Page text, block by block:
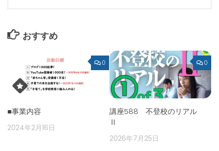
おすすめ
0
■事業内容
2024年2月16日
0
講座588 不登校のリアル
Ⅱ
2026年7月25日